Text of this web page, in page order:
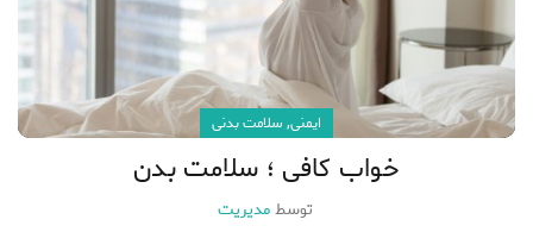
ایمنی, سلامت بدنی
خواب کافی ؛ سلامت بدن
توسطمدیریت